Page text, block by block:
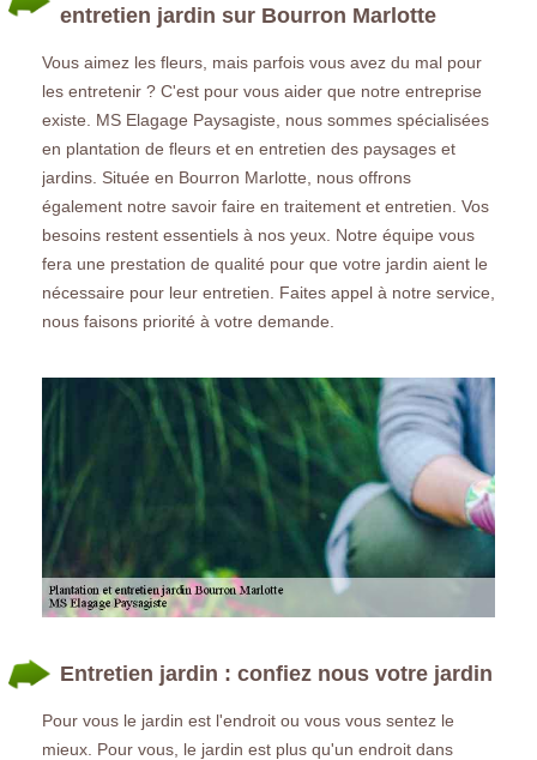
entretien jardin sur Bourron Marlotte
Vous aimez les fleurs, mais parfois vous avez du mal pour
les entretenir ? C'est pour vous aider que notre entreprise
existe. MS Elagage Paysagiste, nous sommes spécialisées
en plantation de fleurs et en entretien des paysages et
jardins. Située en Bourron Marlotte, nous offrons
également notre savoir faire en traitement et entretien. Vos
besoins restent essentiels à nos yeux. Notre équipe vous
fera une prestation de qualité pour que votre jardin aient le
nécessaire pour leur entretien. Faites appel à notre service,
nous faisons priorité à votre demande.
Entretien jardin : confiez nous votre jardin
Pour vous le jardin est l'endroit ou vous vous sentez le
mieux. Pour vous, le jardin est plus qu'un endroit dans